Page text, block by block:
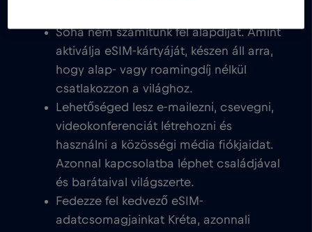
Soha nem számítunk fel alapdíjat. Amint
aktiválja eSIM-kártyáját, készen áll arra,
hogy alap- vagy roamingdíj nélkül
csatlakozzon a világhoz.
Lehetőséged lesz e-mailezni, csevegni,
videokonferenciát létrehozni és
használni a közösségi média fiókjaidat.
Azonnal kapcsolatba léphet családjával
és barátaival világszerte.
Fedezze fel kedvező eSIM-
adatcsomagjainkat Kréta, azonnali